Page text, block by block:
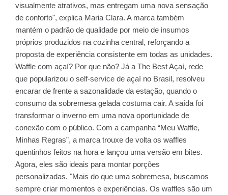
visualmente atrativos, mas entregam uma nova sensação
de conforto", explica Maria Clara. A marca também
mantém o padrão de qualidade por meio de insumos
próprios produzidos na cozinha central, reforçando a
proposta de experiência consistente em todas as unidades.
Waffle com açaí? Por que não? Já a The Best Açaí, rede
que popularizou o self-service de açaí no Brasil, resolveu
encarar de frente a sazonalidade da estação, quando o
consumo da sobremesa gelada costuma cair. A saída foi
transformar o inverno em uma nova oportunidade de
conexão com o público. Com a campanha “Meu Waffle,
Minhas Regras”, a marca trouxe de volta os waffles
quentinhos feitos na hora e lançou uma versão em bites.
Agora, eles são ideais para montar porções
personalizadas. "Mais do que uma sobremesa, buscamos
sempre criar momentos e experiências. Os waffles são um